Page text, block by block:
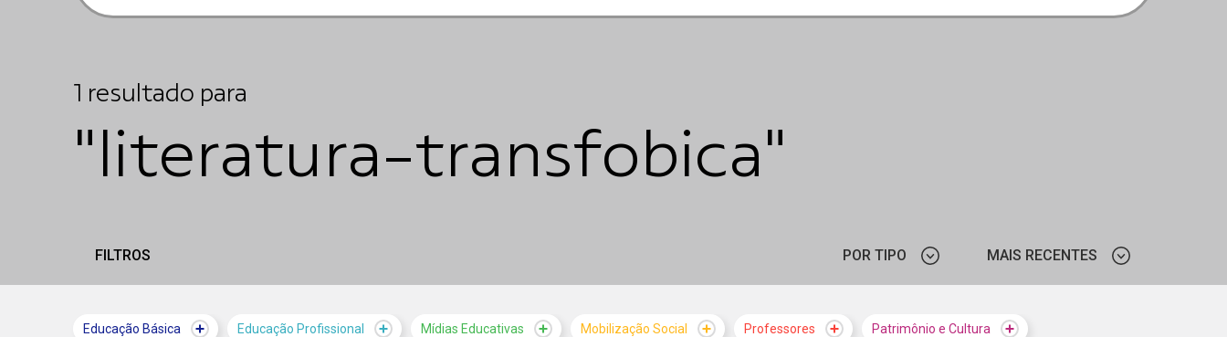
1 resultado para
"literatura-transfobica"
FILTROS POR TIPO MAIS RECENTES
Educação Básica Educação Profissional Mídias Educativas Mobilização Social Professores Patrimônio e Cultura